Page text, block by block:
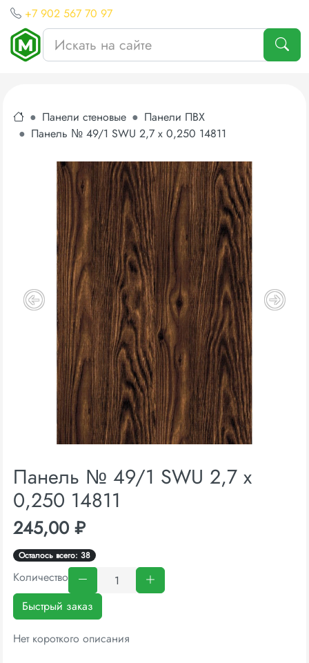
+7 902 567 70 97
Панели стеновые
Панели ПВХ
Панель № 49/1 SWU 2,7 х 0,250 14811
Панель № 49/1 SWU 2,7 х
0,250 14811
245,00 ₽
Осталось всего: 38
Количество
Быстрый заказ
Нет короткого описания